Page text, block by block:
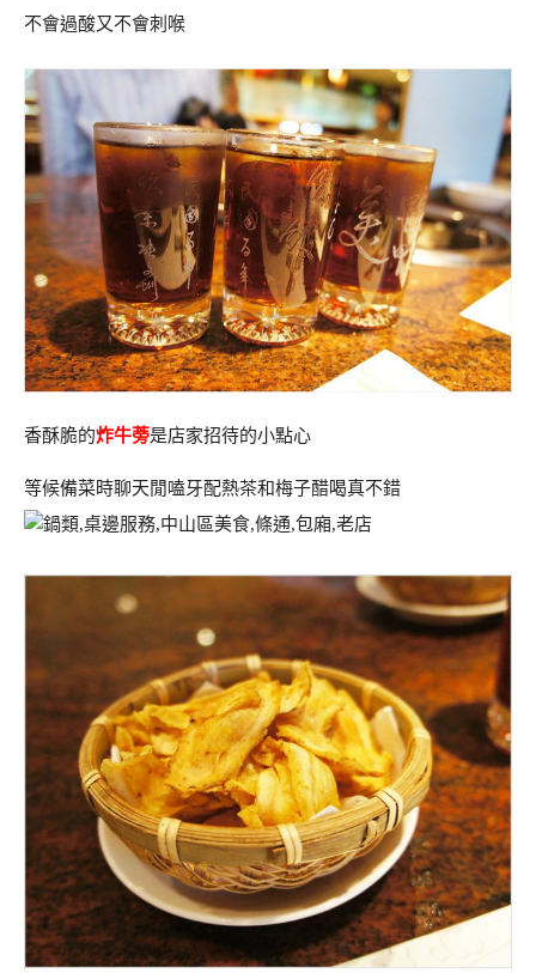
不會過酸又不會刺喉
香酥脆的炸牛蒡是店家招待的小點心
等候備菜時聊天閒嗑牙配熱茶和梅子醋喝真不錯